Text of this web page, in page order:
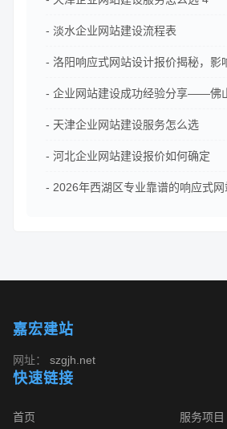
- 淡水企业网站建设流程表
- 天津企业网站建设服务怎么选
- 河北企业网站建设报价如何确定
嘉宏建站
网址： szgjh.net
快速链接
首页 服务项目